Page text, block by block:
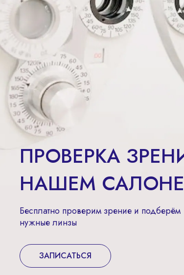
ПРОВЕРКА
НАШЕМ САЛОНЕ
Бесплатно проверим зрение и подберём
нужные линзы
ЗАПИСАТЬСЯ